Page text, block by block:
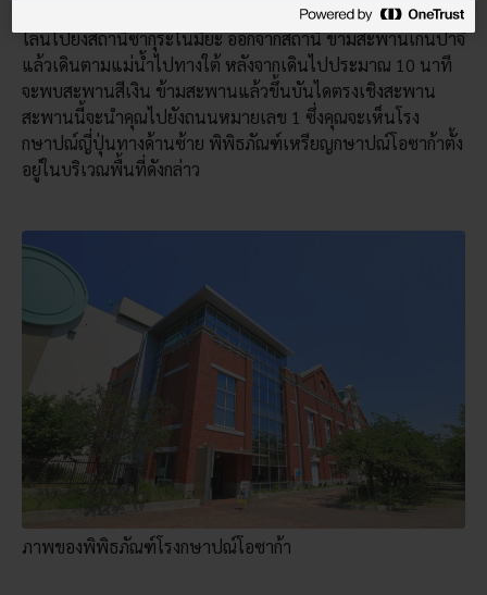
หากเดินทางจากสถานีโอซาก้า ให้นั่งรถไฟสาย JR โอซาก้าลูป
ไลน์ไปยังสถานีซากุระโนมิยะ ออกจากสถานี ข้ามสะพานเก็นปาจิ
แล้วเดินตามแม่น้ำไปทางใต้ หลังจากเดินไปประมาณ 10 นาที
จะพบสะพานสีเงิน ข้ามสะพานแล้วขึ้นบันไดตรงเชิงสะพาน
สะพานนี้จะนำคุณไปยังถนนหมายเลข 1 ซึ่งคุณจะเห็นโรง
กษาปณ์ญี่ปุ่นทางด้านซ้าย พิพิธภัณฑ์เหรียญกษาปณ์โอซาก้าตั้ง
อยู่ในบริเวณพื้นที่ดังกล่าว
ภาพของพิพิธภัณฑ์โรงกษาปณ์โอซาก้า